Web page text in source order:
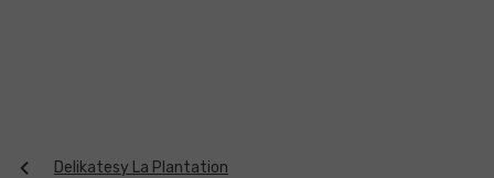
Delikatesy La Plantation